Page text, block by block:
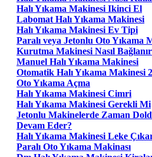
Halı Yıkama Makinesi Ikinci El
Labomat Halı Yıkama Makinesi
Halı Yıkama Makinesi Ev Tipi
Paralı veya Jetonlu Oto Yıkama
Kurutma Makinesi Nasıl Bağlanır
Manuel Halı Yıkama Makinesi
Otomatik Halı Yıkama Makinesi
Oto Yıkama Açma
Halı Yıkama Makinesi Cimri
Halı Yıkama Makinesi Gerekli Mi
Jetonlu Makinelerde Zaman
Devam Eder?
Halı Yıkama Makinesi Leke
Paralı Oto Yıkama Makinası